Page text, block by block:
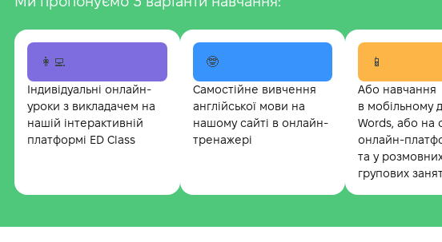
👩‍💻
Індивідуальні онлайн-
уроки з викладачем на
нашій інтерактивній
платформі ED Class
🤓
Самостійне вивчення
англійської мови на
нашому сайті в онлайн-
тренажері
📱
Або навчання
в мобільному
Words, або на
онлайн-
та у
групових